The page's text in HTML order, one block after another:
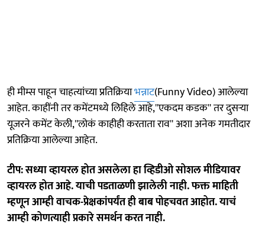
ही मीम्स पाहून चाहत्यांच्या प्रतिक्रियाभन्नाट(Funny Video) आलेल्या
आहेत. काहींनी तर कमेंटमध्ये लिहिले आहे,''एकदम कडक'' तर दुसऱ्या
यूजरने कमेंट केली,''लोकं काहीही करताता राव'' अशा अनेक गमतीदार
प्रतिक्रिया आलेल्या आहेत.
टीप: सध्या व्हायरल होत असलेला हा व्हिडीओ सोशल मीडियावर
व्हायरल होत आहे. याची पडताळणी झालेली नाही. फक्त माहिती
म्हणून आम्ही वाचक-प्रेक्षकांपर्यंत ही बाब पोहचवत आहोत. याचं
आम्ही कोणत्याही प्रकारे समर्थन करत नाही.